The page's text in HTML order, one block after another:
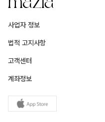
사업자 정보
법적 고지사항
고객센터
계좌정보